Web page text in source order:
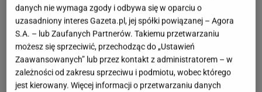
danych nie wymaga zgody i odbywa się w oparciu o
uzasadniony interes Gazeta.pl, jej spółki powiązanej – Agora
S.A. – lub Zaufanych Partnerów. Takiemu przetwarzaniu
możesz się sprzeciwić, przechodząc do „Ustawień
Zaawansowanych” lub przez kontakt z administratorem – w
zależności od zakresu sprzeciwu i podmiotu, wobec którego
jest kierowany. Więcej informacji o przetwarzaniu danych